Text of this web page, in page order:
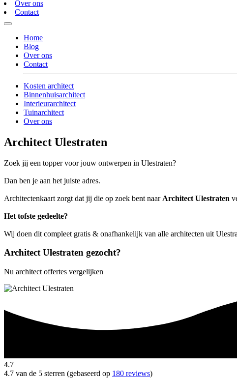
Over ons
Contact
Home
Blog
Over ons
Contact
Kosten architect
Binnenhuisarchitect
Interieurarchitect
Tuinarchitect
Over ons
Architect Ulestraten
Zoek jij een topper voor jouw ontwerpen in Ulestraten?
Dan ben je aan het juiste adres.
Architectenkaart zorgt dat jij die op zoek bent naar Architect Ulestraten
Het tofste gedeelte?
Wij doen dit compleet gratis & onafhankelijk van alle architecten uit
Architect Ulestraten gezocht?
Nu architect offertes vergelijken
4.7
4.7 van de 5 sterren (gebaseerd op 180 reviews)